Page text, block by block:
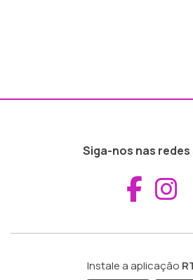
Siga-nos nas
Instale a aplicação